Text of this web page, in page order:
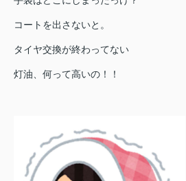
コートを出さないと。
タイヤ交換が終わってない
灯油、何って高いの！！